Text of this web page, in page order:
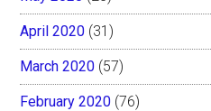
April 2020 (31)
March 2020 (57)
February 2020 (76)